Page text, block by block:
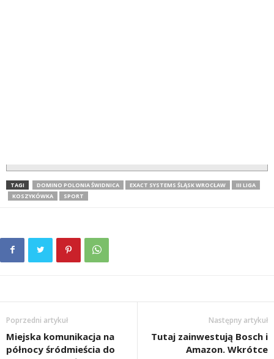
TAGI DOMINO POLONIA ŚWIDNICA EXACT SYSTEMS ŚLĄSK WROCŁAW
III LIGA
KOSZYKÓWKA
SPORT
Poprzedni artykuł
Miejska komunikacja na
północy śródmieścia do
Następny artykuł
Tutaj zainwestują Bosch i
Amazon. Wkrótce